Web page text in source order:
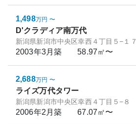
1,498万円 〜
D'クラディア南万代
新潟県新潟市中央区幸西４丁目５−１７
2003年3月築 58.97㎡〜
2,688万円 〜
ライズ万代タワー
新潟県新潟市中央区幸西４丁目５−８
2006年2月築 67.07㎡〜